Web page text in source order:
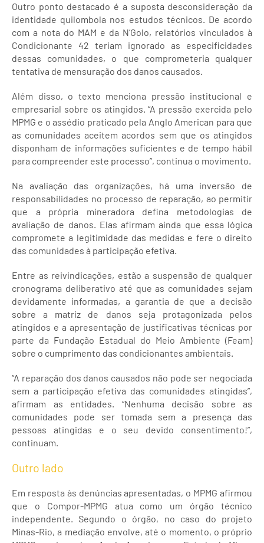
Outro ponto destacado é a suposta desconsideração da
identidade quilombola nos estudos técnicos. De acordo
com a nota do MAM e da N’Golo, relatórios vinculados à
Condicionante 42 teriam ignorado as especificidades
dessas comunidades, o que comprometeria qualquer
tentativa de mensuração dos danos causados.
Além disso, o texto menciona pressão institucional e
empresarial sobre os atingidos. “A pressão exercida pelo
MPMG e o assédio praticado pela Anglo American para que
as comunidades aceitem acordos sem que os atingidos
disponham de informações suficientes e de tempo hábil
para compreender este processo”, continua o movimento.
Na avaliação das organizações, há uma inversão de
responsabilidades no processo de reparação, ao permitir
que a própria mineradora defina metodologias de
avaliação de danos. Elas afirmam ainda que essa lógica
compromete a legitimidade das medidas e fere o direito
das comunidades à participação efetiva.
Entre as reivindicações, estão a suspensão de qualquer
cronograma deliberativo até que as comunidades sejam
devidamente informadas, a garantia de que a decisão
sobre a matriz de danos seja protagonizada pelos
atingidos e a apresentação de justificativas técnicas por
parte da Fundação Estadual do Meio Ambiente (Feam)
sobre o cumprimento das condicionantes ambientais.
“A reparação dos danos causados não pode ser negociada
sem a participação efetiva das comunidades atingidas”,
afirmam as entidades. “Nenhuma decisão sobre as
comunidades pode ser tomada sem a presença das
pessoas atingidas e o seu devido consentimento!”,
continuam.
Outro lado
Em resposta às denúncias apresentadas, o MPMG afirmou
que o Compor-MPMG atua como um órgão técnico
independente. Segundo o órgão, no caso do projeto
Minas-Rio, a mediação envolve, até o momento, o próprio